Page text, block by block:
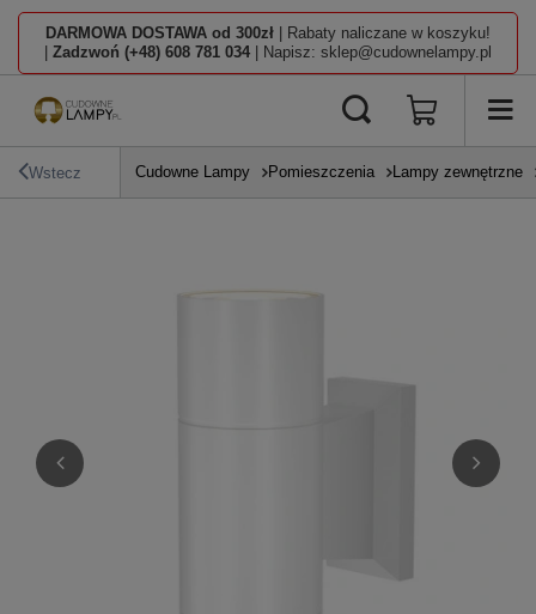
DARMOWA DOSTAWA od 300zł | Rabaty naliczane w koszyku!
Zadzwoń (+48) 608 781 034 | Napisz: sklep@cudownelampy.pl
Wstecz Cudowne Lampy Pomieszczenia Lampy zewnętrzne